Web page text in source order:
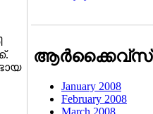
ആര്‍ക്കൈവ്സ്
January 2008
February 2008
March 2008